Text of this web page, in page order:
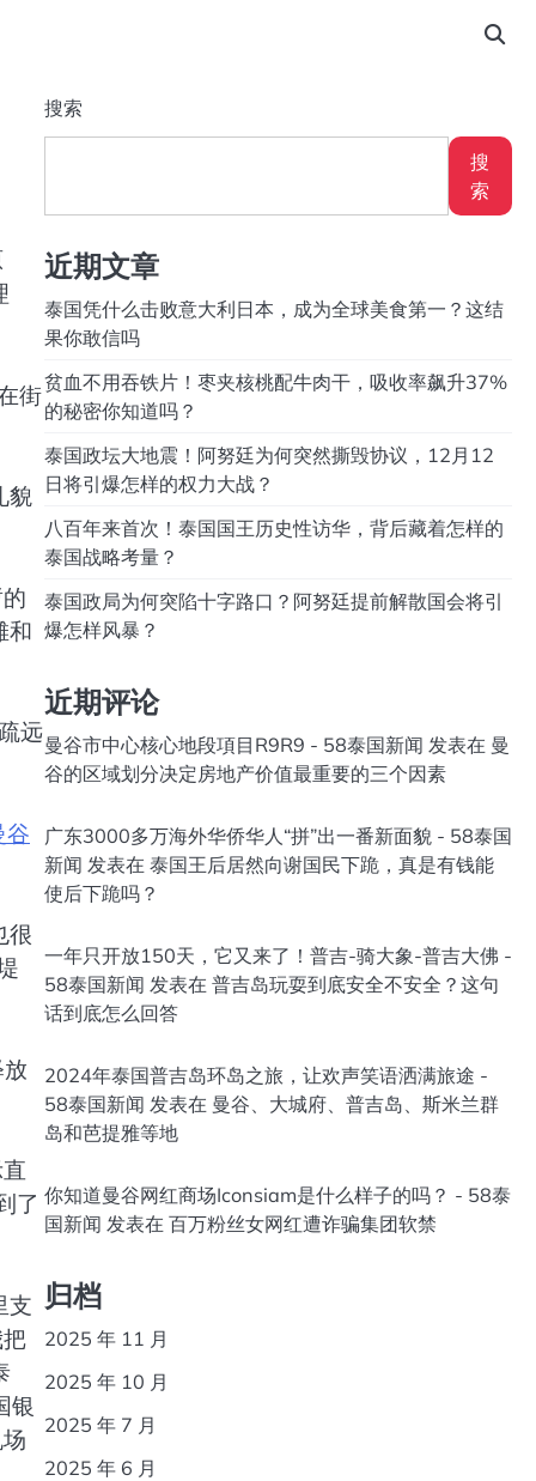
街
貌
和
远
谷
很
了
支
银
搜索
搜
索
近期文章
泰国凭什么击败意大利日本，成为全球美食第一？这结
果你敢信吗
贫血不用吞铁片！枣夹核桃配牛肉干，吸收率飙升37%
的秘密你知道吗？
泰国政坛大地震！阿努廷为何突然撕毁协议，12月12
日将引爆怎样的权力大战？
八百年来首次！泰国国王历史性访华，背后藏着怎样的
泰国战略考量？
泰国政局为何突陷十字路口？阿努廷提前解散国会将引
爆怎样风暴？
近期评论
曼谷市中心核心地段項目R9R9 - 58泰国新闻 发表在 曼
谷的区域划分决定房地产价值最重要的三个因素
广东3000多万海外华侨华人“拼”出一番新面貌 - 58泰国
新闻 发表在 泰国王后居然向谢国民下跪，真是有钱能
使后下跪吗？
一年只开放150天，它又来了！普吉-骑大象-普吉大佛 -
58泰国新闻 发表在 普吉岛玩耍到底安全不安全？这句
话到底怎么回答
2024年泰国普吉岛环岛之旅，让欢声笑语洒满旅途 -
58泰国新闻 发表在 曼谷、大城府、普吉岛、斯米兰群
岛和芭提雅等地
你知道曼谷网红商场Iconsiam是什么样子的吗？ - 58泰
国新闻 发表在 百万粉丝女网红遭诈骗集团软禁
归档
2025 年 11 月
2025 年 10 月
2025 年 7 月
2025 年 6 月